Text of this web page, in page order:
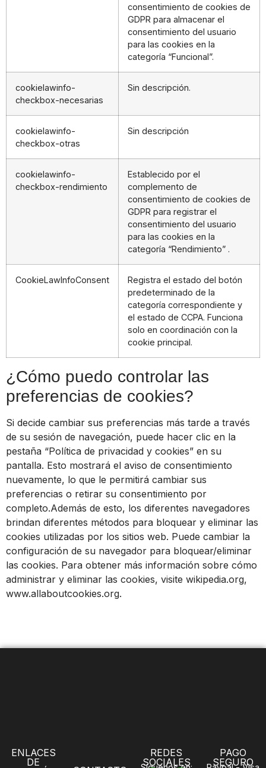
consentimiento de cookies de
GDPR para almacenar el
consentimiento del usuario
para las cookies en la
categoría “Funcional”.
cookielawinfo-
checkbox-necesarias
Sin descripción.
cookielawinfo-
checkbox-otras
Sin descripción
cookielawinfo-
checkbox-rendimiento
Establecido por el
complemento de
consentimiento de cookies de
GDPR para registrar el
consentimiento del usuario
para las cookies en la
categoría “Rendimiento” .
CookieLawInfoConsent
Registra el estado del botón
predeterminado de la
categoría correspondiente y
el estado de CCPA. Funciona
solo en coordinación con la
cookie principal.
¿Cómo puedo controlar las
preferencias de cookies?
Si decide cambiar sus preferencias más tarde a través
de su sesión de navegación, puede hacer clic en la
pestaña “Política de privacidad y cookies” en su
pantalla. Esto mostrará el aviso de consentimiento
nuevamente, lo que le permitirá cambiar sus
preferencias o retirar su consentimiento por
completo.Además de esto, los diferentes navegadores
brindan diferentes métodos para bloquear y eliminar las
cookies utilizadas por los sitios web. Puede cambiar la
configuración de su navegador para bloquear/eliminar
las cookies. Para obtener más información sobre cómo
administrar y eliminar las cookies, visite wikipedia.org,
www.allaboutcookies.org.
ENLACES
DE
REDES
SOCIALES
PAGO
SEGURO